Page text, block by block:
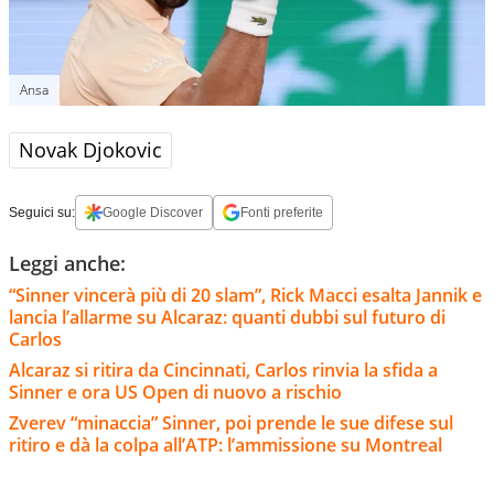
Ansa
Novak Djokovic
Seguici su: Google Discover Fonti preferite
Leggi anche:
“Sinner vincerà più di 20 slam”, Rick Macci esalta Jannik e
lancia l’allarme su Alcaraz: quanti dubbi sul futuro di
Carlos
Alcaraz si ritira da Cincinnati, Carlos rinvia la sfida a
Sinner e ora US Open di nuovo a rischio
Zverev “minaccia” Sinner, poi prende le sue difese sul
ritiro e dà la colpa all’ATP: l’ammissione su Montreal